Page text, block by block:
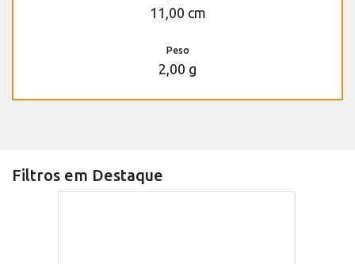
11,00 cm
Peso
2,00 g
Filtros em Destaque